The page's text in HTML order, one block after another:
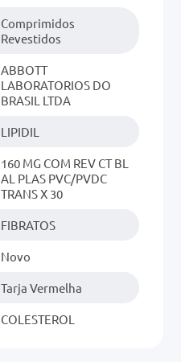
Comprimidos
Revestidos
ABBOTT
LABORATORIOS DO
BRASIL LTDA
LIPIDIL
160 MG COM REV CT BL
AL PLAS PVC/PVDC
TRANS X 30
FIBRATOS
Novo
Tarja Vermelha
COLESTEROL